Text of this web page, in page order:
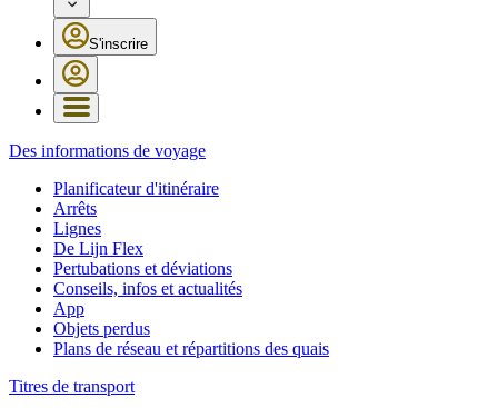
S'inscrire
Des informations de voyage
Planificateur d'itinéraire
Arrêts
Lignes
De Lijn Flex
Pertubations et déviations
Conseils, infos et actualités
App
Objets perdus
Plans de réseau et répartitions des quais
Titres de transport